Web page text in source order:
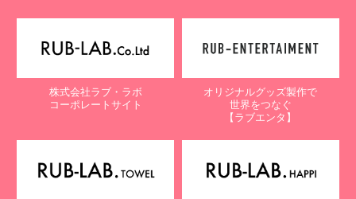
情報の利用目的の通知、開示、訂正・追加・削除、利用停止・消去
たします。これらの請求は、次の窓口にて受け付けております。
〒761-0323 香川県高松市亀田町90-1
株式会社ラブ・ラボ
電子メール：info@rub-lab.com
【認定個人情報保護団体の名称及び、苦情の解決の申出先】
株式会社ラブ・ラボ
コーポレートサイト
オリジナルグッズ製作で
世界をつなぐ
【ラブエンタ】